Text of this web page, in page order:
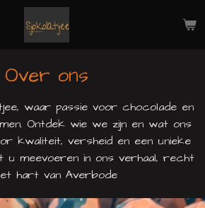
Over ons
waar passie voor chocolade en
Ontdek wie we zijn en wat ons
kwaliteit, versheid en een unieke
u meevoeren in ons verhaal, recht
hart van Averbode